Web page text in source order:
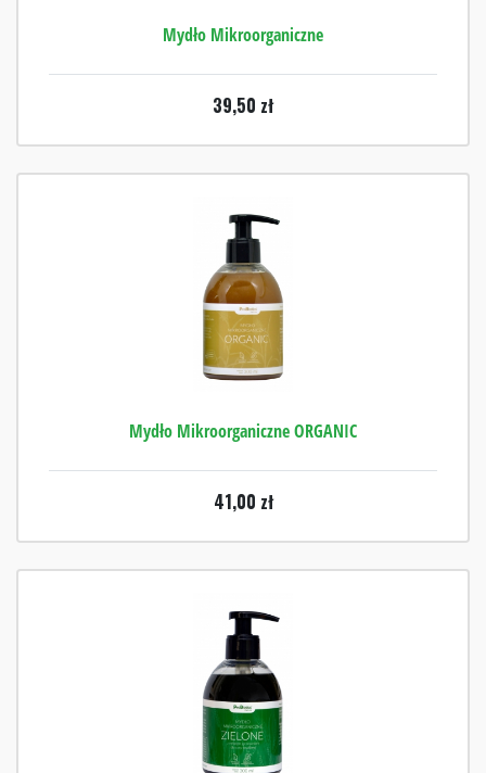
Mydło Mikroorganiczne
39,50 zł
Mydło Mikroorganiczne ORGANIC
41,00 zł